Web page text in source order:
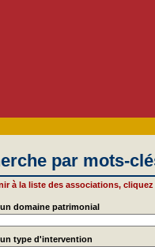
par mots-
à la liste des associations,
domaine patrimonial
type d'intervention